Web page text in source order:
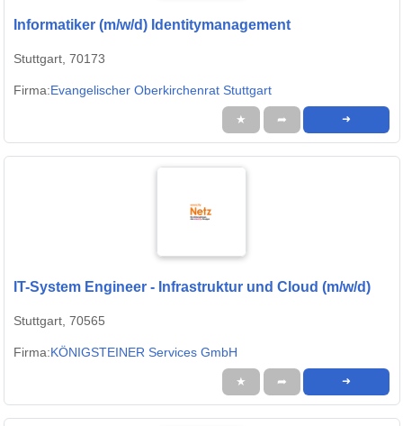
Informatiker (m/w/d) Identitymanagement
Stuttgart, 70173
Firma:Evangelischer Oberkirchenrat Stuttgart
★ ➦ ➜
IT-System Engineer - Infrastruktur und Cloud (m/w/d)
Stuttgart, 70565
Firma:KÖNIGSTEINER Services GmbH
★ ➦ ➜